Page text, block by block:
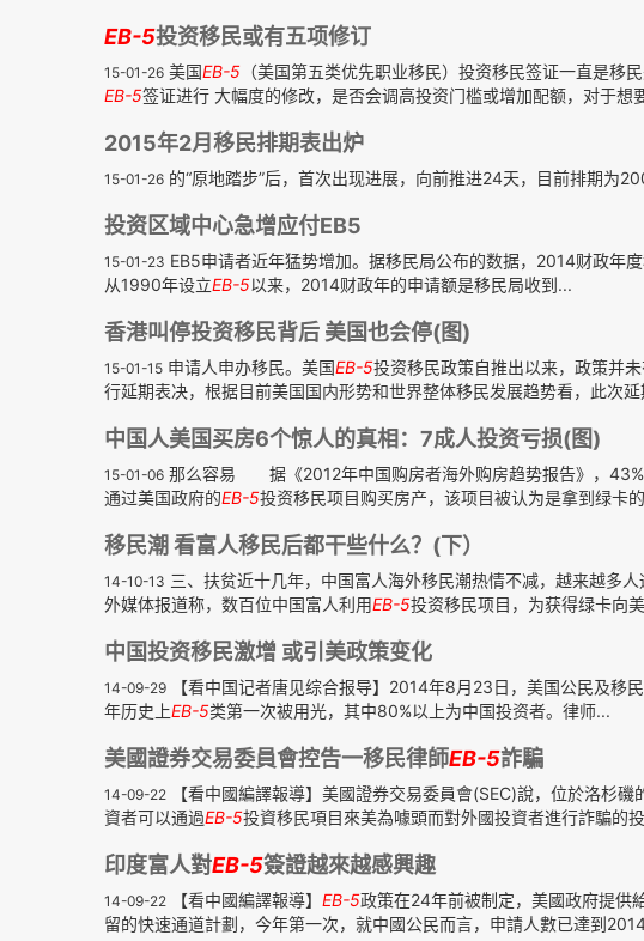
EB-5投资移民或有五项修订
15-01-26 美国EB-5 （美国第五类优先职业移民）投资移民签证一直是
EB-5签证进行 大幅度的修改，是否会调高投资门槛或增加配额，对于想
2015年2月移民排期表出炉
15-01-26 的“原地踏步”后，首次出现进展，向前推进24天，目前排期为
投资区域中心急增应付EB5
15-01-23 EB5申请者近年猛势增加。据移民局公布的数据，2014财政年
从1990年设立EB-5以来，2014财政年的申请额是移民局收到...
香港叫停投资移民背后 美国也会停(图)
15-01-15 申请人申办移民。美国EB-5投资移民政策自推出以来，政策并
行延期表决，根据目前美国国内形势和世界整体移民发展趋势看，此次
中国人美国买房6个惊人的真相：7成人投资亏损(图)
15-01-06 那么容易 据《2012年中国购房者海外购房趋势报告》，
通过美国政府的EB-5投资移民项目购买房产，该项目被认为是拿到绿卡
移民潮 看富人移民后都干些什么？(下）
14-10-13 三、扶贫近十几年，中国富人海外移民潮热情不减，越来越多
外媒体报道称，数百位中国富人利用EB-5投资移民项目，为获得绿卡向
中国投资移民激增 或引美政策变化
14-09-29 【看中国记者唐见综合报导】2014年8月23日，美国公民及移
年历史上EB-5类第一次被用光，其中80%以上为中国投资者。律师...
美國證券交易委員會控告一移民律師EB-5詐騙
14-09-22 【看中國編譯報導】美國證券交易委員會(SEC)說，位於洛杉
資者可以通過EB-5投資移民項目來美為噱頭而對外國投資者進行詐騙的
印度富人對EB-5簽證越來越感興趣
14-09-22 【看中國編譯報導】 EB-5政策在24年前被制定，美國政府提供
留的快速通道計劃，今年第一次，就中國公民而言，申請人數已達到